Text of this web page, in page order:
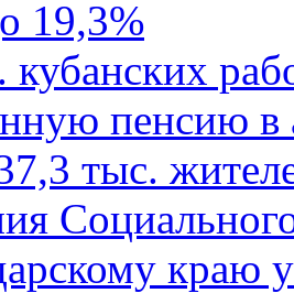
19,3%
кубанских
пенсию в
тыс.
краю